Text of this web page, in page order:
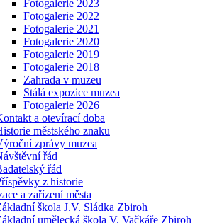
Fotogalerie 2023
Fotogalerie 2022
Fotogalerie 2021
Fotogalerie 2020
Fotogalerie 2019
Fotogalerie 2018
Zahrada v muzeu
Stálá expozice muzea
Fotogalerie 2026
a otevírací doba
městského znaku
zprávy muzea
řád
řád
z historie
a zařízení města
škola J.V. Sládka Zbiroh
umělecká škola V. Vačkáře Zbiroh